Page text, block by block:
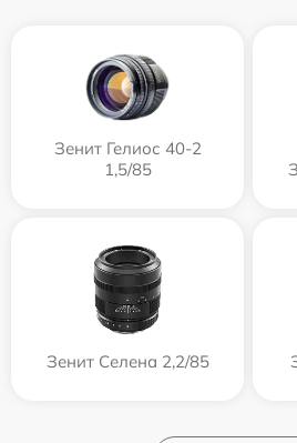
Зенит Гелиос 40-2
1,5/85
Зенит Селена 2,2/85